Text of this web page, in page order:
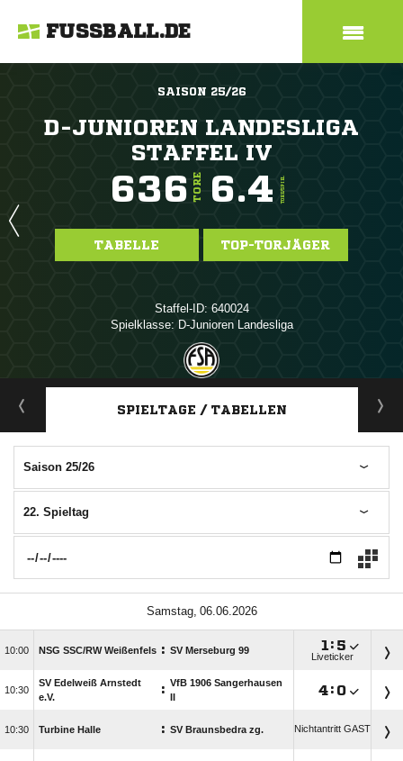
FUSSBALL.DE
SAISON 25/26
D-JUNIOREN LANDESLIGA
STAFFEL IV
636 TORE 6.4 TORE/SPIEL
TABELLE TOP-TORJÄGER
Staffel-ID: 640024
Spielklasse: D-Junioren Landesliga
ANZEIGE
SPIELTAGE / TABELLEN
Saison 25/26
22. Spieltag
 
 NSG SSC/​RW Weißenfels : SV Merseburg 99  : 
Liveticker

SV Edelweiß Arnstedt
e.V.
: VfB 1906 Sangerhausen
II
: 
 Turbine Halle : SV Braunsbedra zg. Nichtantritt GAST